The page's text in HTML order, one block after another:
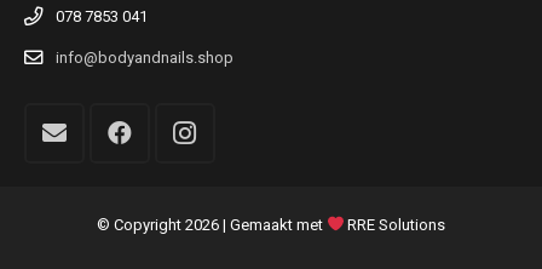
078 7853 041
info@bodyandnails.shop
© Copyright 2026 | Gemaakt met RRE Solutions